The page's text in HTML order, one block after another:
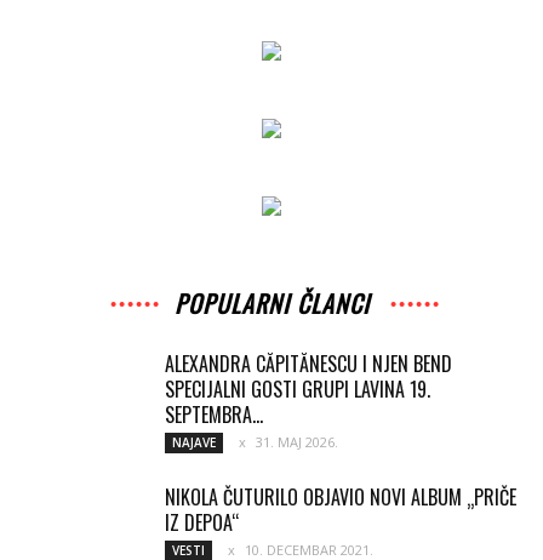
POPULARNI ČLANCI
ALEXANDRA CĂPITĂNESCU I NJEN BEND
SPECIJALNI GOSTI GRUPI LAVINA 19.
SEPTEMBRA...
NAJAVE 31. MAJ 2026.
NIKOLA ČUTURILO OBJAVIO NOVI ALBUM „PRIČE
IZ DEPOA“
VESTI 10. DECEMBAR 2021.